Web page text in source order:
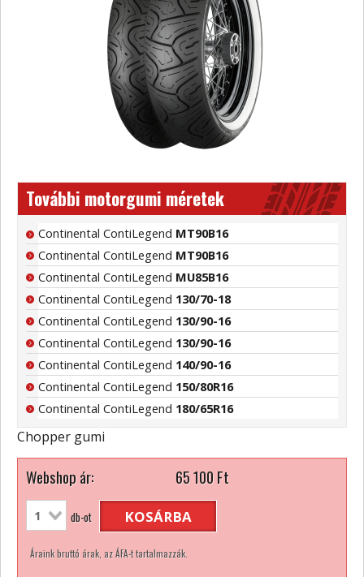
További motorgumi méretek
Continental ContiLegend MT90B16
Continental ContiLegend MT90B16
Continental ContiLegend MU85B16
Continental ContiLegend 130/70-18
Continental ContiLegend 130/90-16
Continental ContiLegend 130/90-16
Continental ContiLegend 140/90-16
Continental ContiLegend 150/80R16
Continental ContiLegend 180/65R16
Chopper gumi
Webshop ár: 65 100Ft
db-ot KOSÁRBA
Áraink bruttó árak, az ÁFA-t tartalmazzák.